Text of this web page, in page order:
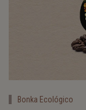
Bonka Ecológico